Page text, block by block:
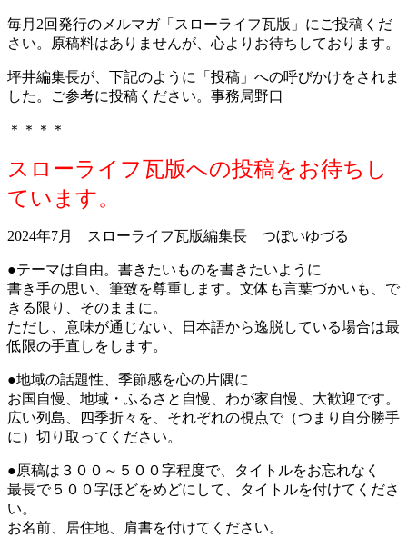
毎月2回発行のメルマガ「スローライフ瓦版」にご投稿くだ
さい。原稿料はありませんが、心よりお待ちしております。
坪井編集長が、下記のように「投稿」への呼びかけをされま
した。ご参考に投稿ください。事務局野口
＊＊＊＊
スローライフ瓦版への投稿をお待ちし
ています。
2024年7月 スローライフ瓦版編集長 つぼいゆづる
●テーマは自由。書きたいものを書きたいように
書き手の思い、筆致を尊重します。文体も言葉づかいも、で
きる限り、そのままに。
ただし、意味が通じない、日本語から逸脱している場合は最
低限の手直しをします。
●地域の話題性、季節感を心の片隅に
お国自慢、地域・ふるさと自慢、わが家自慢、大歓迎です。
広い列島、四季折々を、それぞれの視点で（つまり自分勝手
に）切り取ってください。
●原稿は３００～５００字程度で、タイトルをお忘れなく
最長で５００字ほどをめどにして、タイトルを付けてくださ
い。
お名前、居住地、肩書を付けてください。